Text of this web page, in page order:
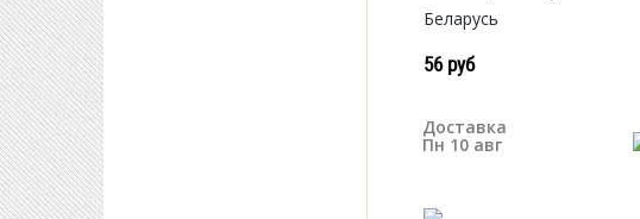
Беларусь
56 руб
Доставка
Пн 10 авг